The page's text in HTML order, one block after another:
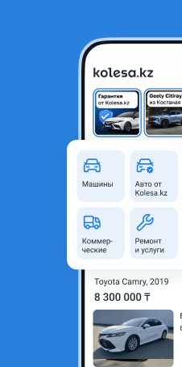
Блок кнопок стеклоподьемников
Оригинальность
Подходит на авто
Porsche Cayenne
2017 - н.в. 3 поколение (9YA)